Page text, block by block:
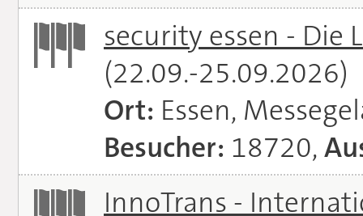
security essen - Die
(22.09.-25.09.2026)
Ort: Essen,
Besucher: 18720,
InnoTrans -